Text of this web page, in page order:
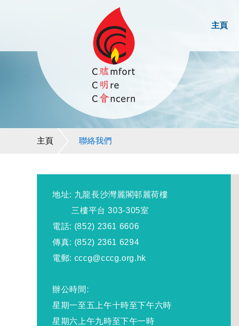
主頁
主頁 聯絡我們
地址: 九龍長沙灣麗閣邨 麗荷樓
三樓平台 303-305室
電話: (852) 2361 6606
傳真: (852) 2361 6294
電郵: cccg@cccg.org.hk
辦公時間:
星期一至五上午十時至下午六時
星期六上午九時至下午一時